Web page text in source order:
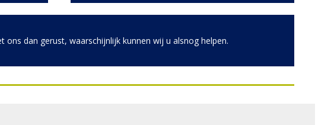
ons dan gerust, waarschijnlijk kunnen wij u alsnog helpen.